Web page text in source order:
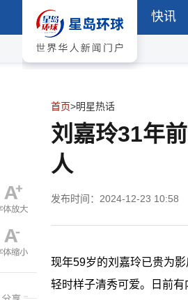
快讯
首页>明星热话
刘嘉玲31年
人
发布时间：2024-12-23 10:58
现年59岁的刘嘉玲已贵为
轻时样子清秀可爱。日前